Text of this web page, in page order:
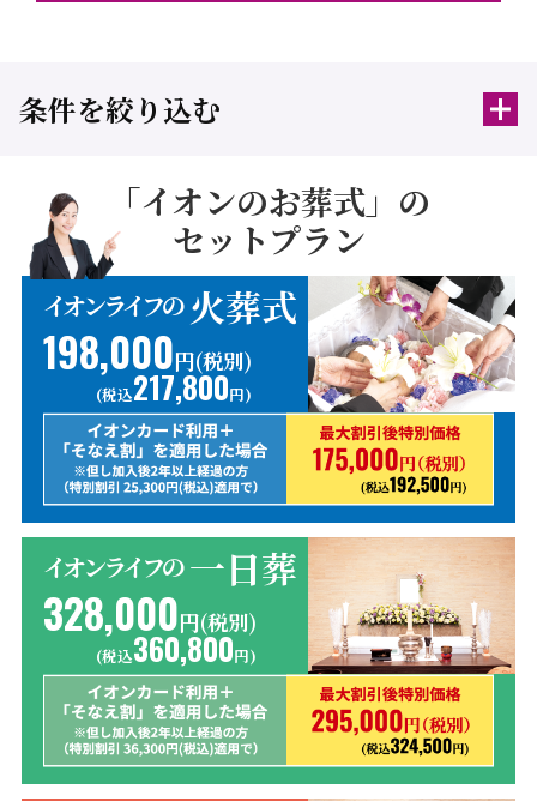
条件を絞り込む
「イオンのお葬式」の
セットプラン
イオンライフの 火葬式
198,000円(税別)
(税込217,800円)
イオンライフの 一日葬
328,000円(税別)
(税込360,800円)